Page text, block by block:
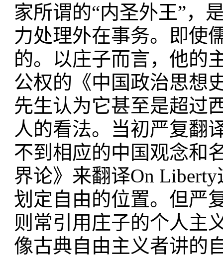
家所谓的“内圣外王”，
力处理外在事务。即使
的。以庄子而言，他的
公权的《中国政治思想
先生认为它甚至是超过
人的看法。当初严复翻
不到相应的中国观念和
界论》来翻译On
划定自由的位置。但严
则常引用庄子的个人主
像古典自由主义者讲的